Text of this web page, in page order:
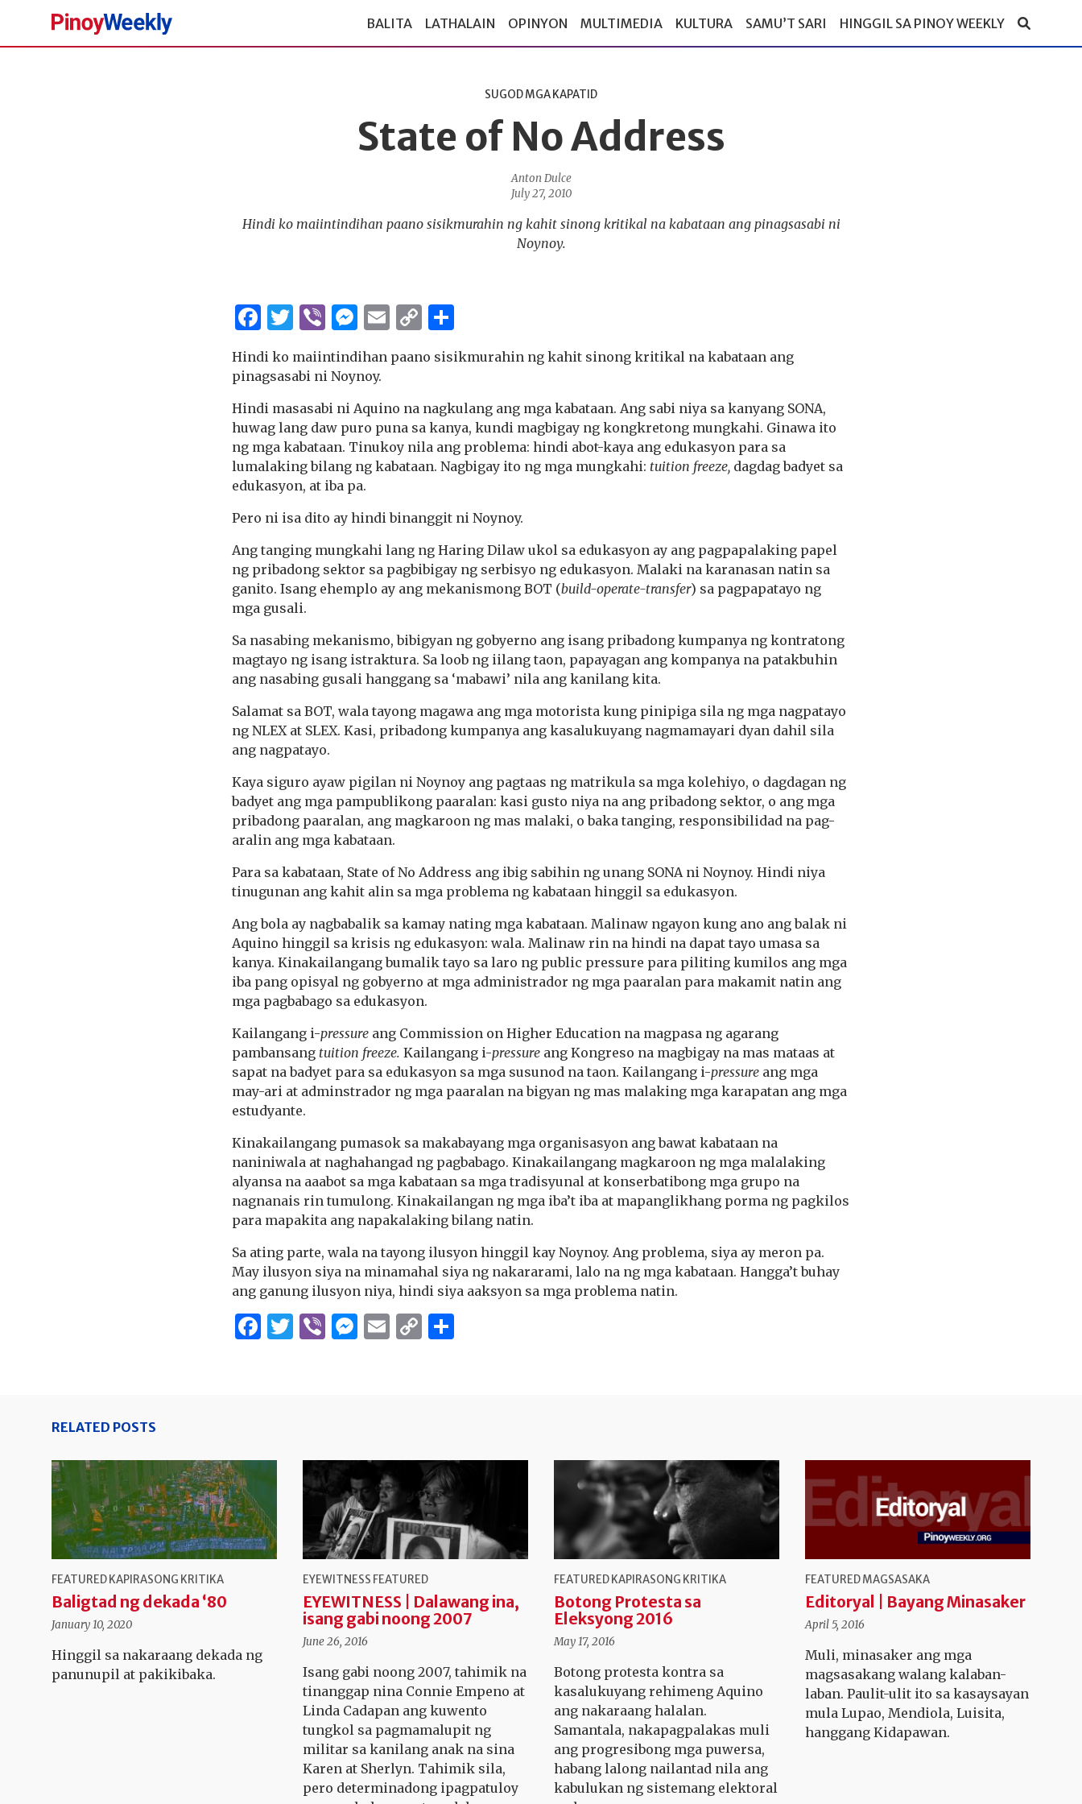
Pinoy
BALITA LATHALAIN OPINYON MULTIMEDIA KULTURA SAMU’T SARI HINGGIL SA PINOY WEEKLY
SUGOD MGA KAPATID
State of No Address
Anton Dulce
July 27, 2010
Hindi ko maiintindihan paano sisikmurahin ng kahit sinong kritikal na kabataan ang pinagsasabi ni
Noynoy.
Facebook
Twitter
ViberMessenger
Email
Copy
Link
Hindi ko maiintindihan paano sisikmurahin ng kahit sinong kritikal na kabataan ang
pinagsasabi ni Noynoy.
Hindi masasabi ni Aquino na nagkulang ang mga kabataan. Ang sabi niya sa kanyang SONA,
huwag lang daw puro puna sa kanya, kundi magbigay ng kongkretong mungkahi. Ginawa ito
ng mga kabataan. Tinukoy nila ang problema: hindi abot-kaya ang edukasyon para sa
lumalaking bilang ng kabataan. Nagbigay ito ng mga mungkahi: tuition freeze, dagdag badyet sa
edukasyon, at iba pa.
Pero ni isa dito ay hindi binanggit ni Noynoy.
Ang tanging mungkahi lang ng Haring Dilaw ukol sa edukasyon ay ang pagpapalaking papel
ng pribadong sektor sa pagbibigay ng serbisyo ng edukasyon. Malaki na karanasan natin sa
ganito. Isang ehemplo ay ang mekanismong BOT (build-operate-transfer) sa pagpapatayo ng
mga gusali.
Sa nasabing mekanismo, bibigyan ng gobyerno ang isang pribadong kumpanya ng kontratong
magtayo ng isang istraktura. Sa loob ng iilang taon, papayagan ang kompanya na patakbuhin
ang nasabing gusali hanggang sa ‘mabawi’ nila ang kanilang kita.
Salamat sa BOT, wala tayong magawa ang mga motorista kung pinipiga sila ng mga nagpatayo
ng NLEX at SLEX. Kasi, pribadong kumpanya ang kasalukuyang nagmamayari dyan dahil sila
ang nagpatayo.
Kaya siguro ayaw pigilan ni Noynoy ang pagtaas ng matrikula sa mga kolehiyo, o dagdagan ng
badyet ang mga pampublikong paaralan: kasi gusto niya na ang pribadong sektor, o ang mga
pribadong paaralan, ang magkaroon ng mas malaki, o baka tanging, responsibilidad na pag-
aralin ang mga kabataan.
Para sa kabataan, State of No Address ang ibig sabihin ng unang SONA ni Noynoy. Hindi niya
tinugunan ang kahit alin sa mga problema ng kabataan hinggil sa edukasyon.
Ang bola ay nagbabalik sa kamay nating mga kabataan. Malinaw ngayon kung ano ang balak ni
Aquino hinggil sa krisis ng edukasyon: wala. Malinaw rin na hindi na dapat tayo umasa sa
kanya. Kinakailangang bumalik tayo sa laro ng public pressure para piliting kumilos ang mga
iba pang opisyal ng gobyerno at mga administrador ng mga paaralan para makamit natin ang
mga pagbabago sa edukasyon.
Kailangang i-pressure ang Commission on Higher Education na magpasa ng agarang
pambansang tuition freeze. Kailangang i-pressure ang Kongreso na magbigay na mas mataas at
sapat na badyet para sa edukasyon sa mga susunod na taon. Kailangang i-pressure ang mga
may-ari at adminstrador ng mga paaralan na bigyan ng mas malaking mga karapatan ang mga
estudyante.
Kinakailangang pumasok sa makabayang mga organisasyon ang bawat kabataan na
naniniwala at naghahangad ng pagbabago. Kinakailangang magkaroon ng mga malalaking
alyansa na aaabot sa mga kabataan sa mga tradisyunal at konserbatibong mga grupo na
nagnanais rin tumulong. Kinakailangan ng mga iba’t iba at mapanglikhang porma ng pagkilos
para mapakita ang napakalaking bilang natin.
Sa ating parte, wala na tayong ilusyon hinggil kay Noynoy. Ang problema, siya ay meron pa.
May ilusyon siya na minamahal siya ng nakararami, lalo na ng mga kabataan. Hangga’t buhay
ang ganung ilusyon niya, hindi siya aaksyon sa mga problema natin.
Facebook
Twitter
ViberMessenger
Email
Copy
RELATED POSTS
FEATURED KAPIRASONG KRITIKA
Baligtad ng dekada ‘80
January 10, 2020
Hinggil sa nakaraang dekada ng
panunupil at pakikibaka.
EYEWITNESS FEATURED
EYEWITNESS | Dalawang ina,
isang gabi noong 2007
June 26, 2016
Isang gabi noong 2007, tahimik na
tinanggap nina Connie Empeno at
Linda Cadapan ang kuwento
tungkol sa pagmamalupit ng
militar sa kanilang anak na sina
Karen at Sherlyn. Tahimik sila,
pero determinadong ipagpatuloy
FEATURED KAPIRASONG KRITIKA
Botong Protesta sa
Eleksyong 2016
May 17, 2016
Botong protesta kontra sa
kasalukuyang rehimeng Aquino
ang nakaraang halalan.
Samantala, nakapagpalakas muli
ang progresibong mga puwersa,
habang lalong nailantad nila ang
kabulukan ng sistemang elektoral
FEATUREDMAGSASAKA
Editoryal | Bayang Minasaker
April 5, 2016
Muli, minasaker ang mga
magsasakang walang kalaban-
laban. Paulit-ulit ito sa kasaysayan
mula Lupao, Mendiola, Luisita,
hanggang Kidapawan.